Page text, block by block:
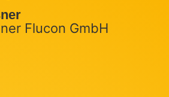
Flucon GmbH